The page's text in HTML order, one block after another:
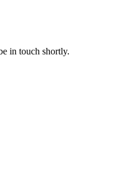
in touch shortly.